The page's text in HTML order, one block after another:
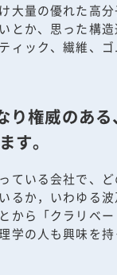
量の優れた高
とか、思った構
ィック、繊維、
り権威のあ
す。
いる会社で、
るか，いわゆる
から「クラリベ
の人も興味を持